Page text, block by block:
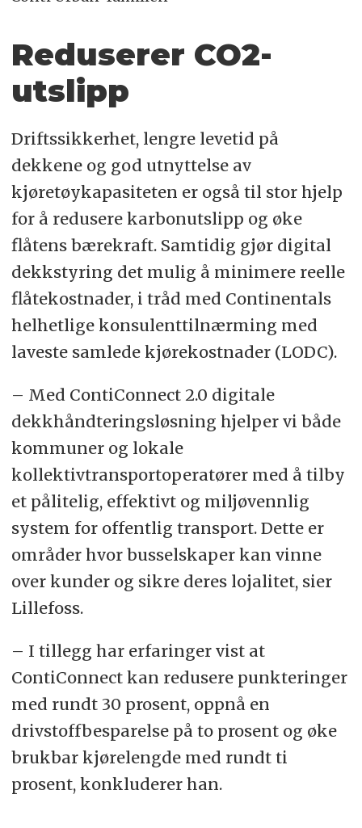
Reduserer CO2-
utslipp
Driftssikkerhet, lengre levetid på
dekkene og god utnyttelse av
kjøretøykapasiteten er også til stor hjelp
for å redusere karbonutslipp og øke
flåtens bærekraft. Samtidig gjør digital
dekkstyring det mulig å minimere reelle
flåtekostnader, i tråd med Continentals
helhetlige konsulenttilnærming med
laveste samlede kjørekostnader (LODC).
– Med ContiConnect 2.0 digitale
dekkhåndteringsløsning hjelper vi både
kommuner og lokale
kollektivtransportoperatører med å tilby
et pålitelig, effektivt og miljøvennlig
system for offentlig transport. Dette er
områder hvor busselskaper kan vinne
over kunder og sikre deres lojalitet, sier
Lillefoss.
– I tillegg har erfaringer vist at
ContiConnect kan redusere punkteringer
med rundt 30 prosent, oppnå en
drivstoffbesparelse på to prosent og øke
brukbar kjørelengde med rundt ti
prosent, konkluderer han.